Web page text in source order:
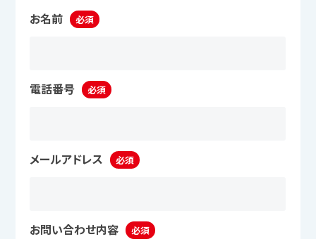
お名前 必須
電話番号 必須
メールアドレス 必須
お問い合わせ内容 必須